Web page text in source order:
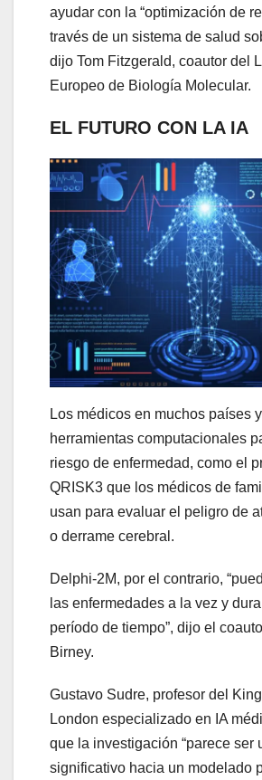
ayudar con la “optimización de
través de un sistema de salud
dijo Tom Fitzgerald, coautor del
Europeo de Biología Molecular.
EL FUTURO CON LA IA
Los médicos en muchos países
herramientas computacionales
riesgo de enfermedad, como el
QRISK3 que los médicos de
usan para evaluar el peligro de
o derrame cerebral.
Delphi-2M, por el contrario,
las enfermedades a la vez y
período de tiempo”, dijo el
Birney.
Gustavo Sudre, profesor del
London especializado en IA
que la investigación “parece ser
significativo hacia un modelado